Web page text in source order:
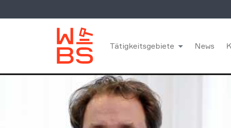
Tätigkeitsgebiete News